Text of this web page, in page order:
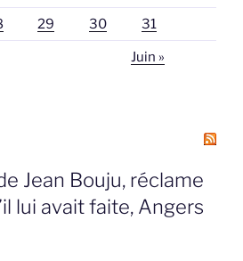
29 30 31
Juin »
Jean Bouju, réclame
lui avait faite, Angers